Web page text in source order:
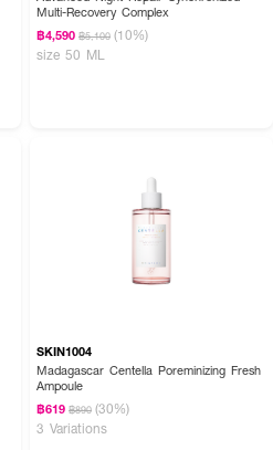
Multi-Recovery Complex
฿4,590 ฿5,100 (10%)
size 50 ML
SKIN1004
Madagascar Centella Poreminizing Fresh
Ampoule
฿619 ฿890 (30%)
3 Variations